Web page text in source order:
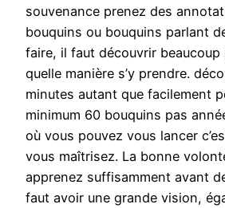
souvenance prenez des
bouquins ou bouquins parlant
faire, il faut découvrir
quelle manière s’y prendre.
minutes autant que facilement
minimum 60 bouquins pas
où vous pouvez vous lancer
vous maîtrisez. La bonne
apprenez suffisamment avant
faut avoir une grande vision,